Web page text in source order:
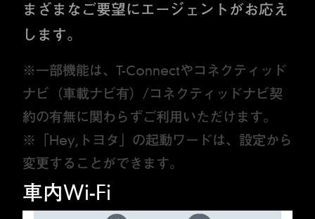
まざまなご要望にエージェントがお応え
します。
※一部機能は、T-Connectやコネクティッド
ナビ（車載ナビ有）/コネクティッドナビ契
約の有無に関わらずご利用いただけます。
※「Hey,トヨタ」の起動ワードは、設定から
変更することができます。
車内Wi-Fi